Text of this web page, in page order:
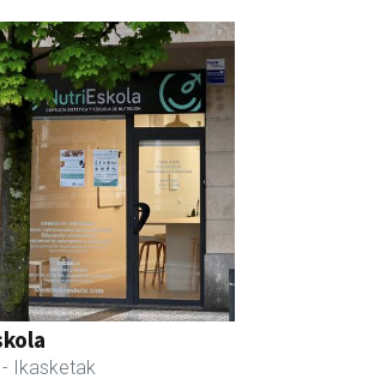
- Ikasketak